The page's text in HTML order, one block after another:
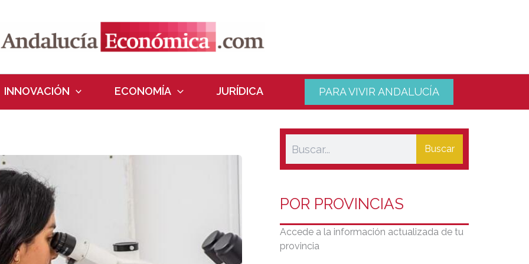
INNOVACIÓN ECONOMÍA JURÍDICA PARA VIVIR ANDALUCÍA
Buscar
POR PROVINCIAS
Accede a la información actualizada de tu
provincia